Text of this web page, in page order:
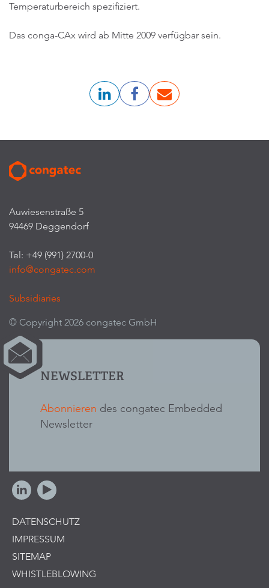
Temperaturbereich spezifiziert.
Das conga-CAx wird ab Mitte 2009 verfügbar sein.
Auwiesenstraße 5
94469 Deggendorf
Tel: +49 (991) 2700-0
info@congatec.com
Subsidiaries
© Copyright 2026 congatec GmbH
NEWSLETTER
Abonnieren des congatec Embedded
Newsletter
DATENSCHUTZ
IMPRESSUM
SITEMAP
WHISTLEBLOWING